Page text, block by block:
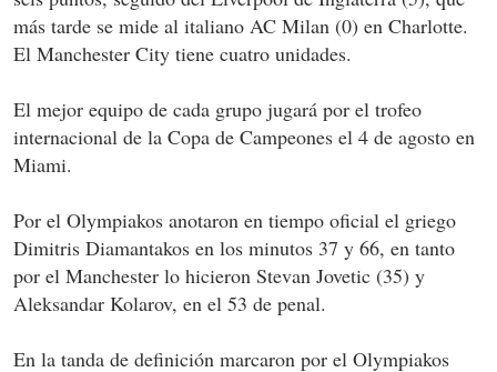
más tarde se mide al italiano AC Milan (0) en Charlotte.
El Manchester City tiene cuatro unidades.
El mejor equipo de cada grupo jugará por el trofeo
internacional de la Copa de Campeones el 4 de agosto en
Miami.
Por el Olympiakos anotaron en tiempo oficial el griego
Dimitris Diamantakos en los minutos 37 y 66, en tanto
por el Manchester lo hicieron Stevan Jovetic (35) y
Aleksandar Kolarov, en el 53 de penal.
En la tanda de definición marcaron por el Olympiakos